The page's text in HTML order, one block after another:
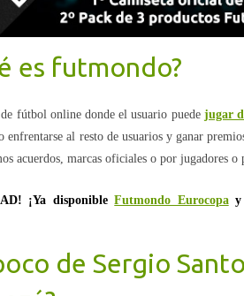
es futmondo?
fútbol online donde el usuario puede jugar
enfrentarse al resto de usuarios y ganar
acuerdos, marcas oficiales o por jugadores
¡Ya disponible Futmondo Eurocopay
de Sergio